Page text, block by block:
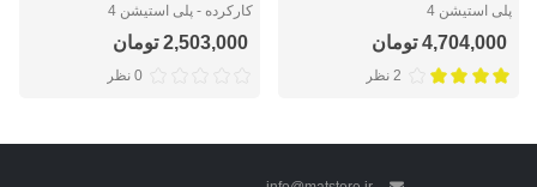
پلی استیشن 4
4,704,000 تومان
2 نظر
کارکرده - پلی استیشن 4
2,503,000 تومان
0 نظر